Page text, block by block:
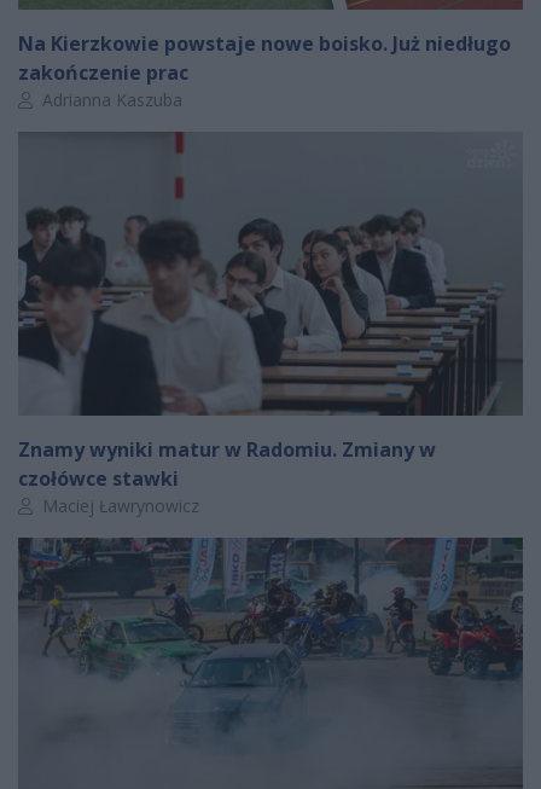
Na Kierzkowie powstaje nowe boisko. Już niedługo
zakończenie prac
Autor artykułu:
Adrianna Kaszuba
Znamy wyniki matur w Radomiu. Zmiany w
czołówce stawki
Autor artykułu:
Maciej Ławrynowicz